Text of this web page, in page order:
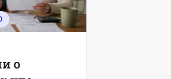
о